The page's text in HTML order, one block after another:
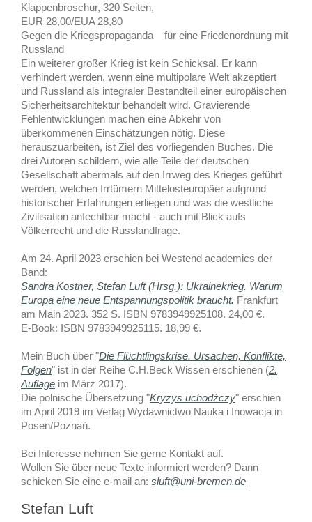
Klappenbroschur, 320 Seiten,
EUR 28,00/EUA 28,80
Gegen die Kriegspropaganda – für eine Friedenordnung mit
Russland
Ein weiterer großer Krieg ist kein Schicksal. Er kann
verhindert werden, wenn eine multipolare Welt akzeptiert
und Russland als integraler Bestandteil einer europäischen
Sicherheitsarchitektur behandelt wird. Gravierende
Fehlentwicklungen machen eine Abkehr von
überkommenen Einschätzungen nötig. Diese
herauszuarbeiten, ist Ziel des vorliegenden Buches. Die
drei Autoren schildern, wie alle Teile der deutschen
Gesellschaft abermals auf den Irrweg des Krieges geführt
werden, welchen Irrtümern Mittelosteuropäer aufgrund
historischer Erfahrungen erliegen und was die westliche
Zivilisation anfechtbar macht - auch mit Blick aufs
Völkerrecht und die Russlandfrage.
Am 24. April 2023 erschien bei Westend academics der
Band:
Sandra Kostner, Stefan Luft (Hrsg.): Ukrainekrieg. Warum
Europa eine neue Entspannungspolitik braucht. Frankfurt
am Main 2023. 352 S. ISBN 9783949925108. 24,00 €.
E-Book: ISBN 9783949925115. 18,99 €.
Mein Buch über "Die Flüchtlingskrise. Ursachen, Konflikte,
Folgen" ist in der Reihe C.H.Beck Wissen erschienen (2.
Auflage im März 2017).
Die polnische Übersetzung "Kryzys uchodźczy" erschien
im April 2019 im Verlag Wydawnictwo Nauka i Inowacja in
Posen/Poznań.
Bei Interesse nehmen Sie gerne Kontakt auf.
Wollen Sie über neue Texte informiert werden? Dann
schicken Sie eine e-mail an: sluft@uni-bremen.de
Stefan Luft